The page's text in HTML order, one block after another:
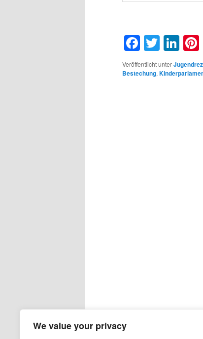
We value your privacy
Veröffentlicht unter
Bestechung,